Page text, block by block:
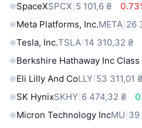
SpaceXSPCX 5 101,6 ₴
Meta Platforms, Inc.META 26
Tesla, Inc.TSLA 14 310,32 ₴
Berkshire Hathaway Inc Class
Eli Lilly And CoLLY 53 311,01 ₴
SK HynixSKHY 6 474,32 ₴
Micron Technology IncMU 39